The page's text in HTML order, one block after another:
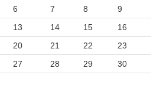
6 7 8
9
13 14 15
16
20 21 22
23
27 28 29
30